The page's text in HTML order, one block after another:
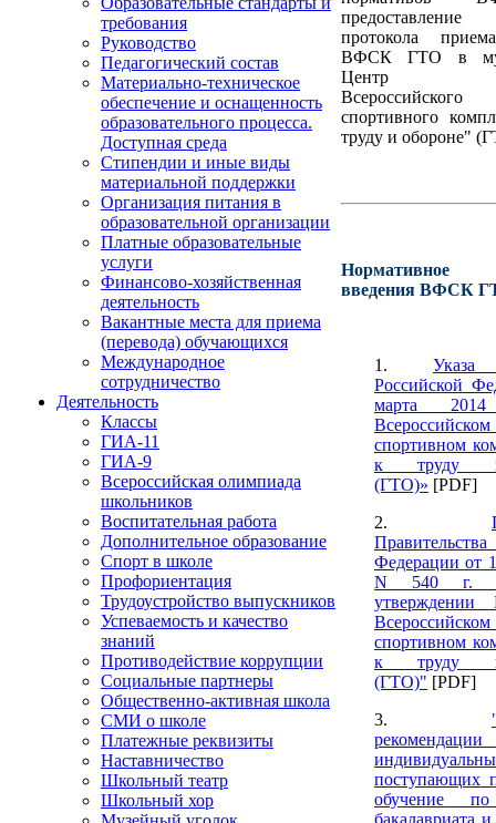
требования
Руководство
Педагогический состав
Материально-техническое
обеспечение и оснащенность
образовательного процесса.
Доступная среда
Стипендии и иные виды
материальной поддержки
Организация питания в
образовательной организации
Платные образовательные
услуги
Финансово-хозяйственная
деятельность
Вакантные места для приема
(перевода) обучающихся
Международное
сотрудничество
Деятельность
Классы
ГИА-11
ГИА-9
Всероссийская олимпиада
школьников
Воспитательная работа
Дополнительное образование
Спорт в школе
Профориентация
Трудоустройство выпускников
Успеваемость и качество
знаний
Противодействие коррупции
Социальные партнеры
Общественно-активная школа
СМИ о школе
Платежные реквизиты
Наставничество
Школьный театр
Школьный хор
протокола
ВФСК ГТО в
Центр
Всероссийского
спортивного
труду и обороне"
Нормативное
введения ВФСК
1. Указа
Российской
марта
спортивном
к труду
(ГТО)» [PDF]
2.
Федерации от
N 540 г.
спортивном
к труду
(ГТО)" [PDF]
3.
поступающих
обучение
бакалавриата